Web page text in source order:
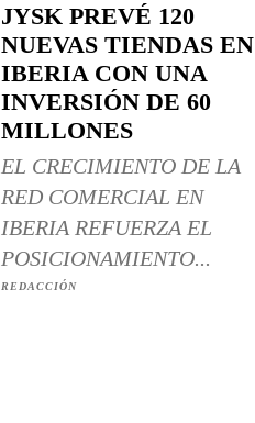
JYSK PREVÉ 120
NUEVAS TIENDAS EN
IBERIA CON UNA
INVERSIÓN DE 60
MILLONES
EL CRECIMIENTO DE LA
RED COMERCIAL EN
IBERIA REFUERZA EL
POSICIONAMIENTO...
REDACCIÓN